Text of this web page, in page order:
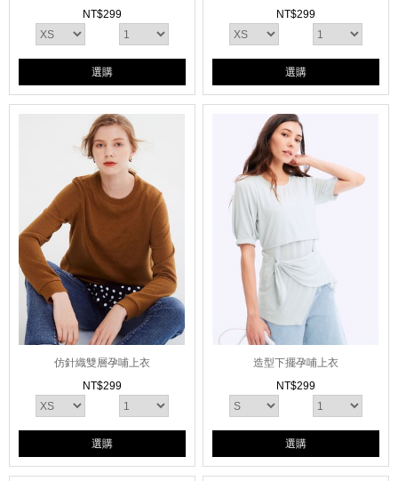
NT$299
選購
NT$299
選購
仿針織雙層孕哺上衣
NT$299
選購
造型下擺孕哺上衣
NT$299
選購